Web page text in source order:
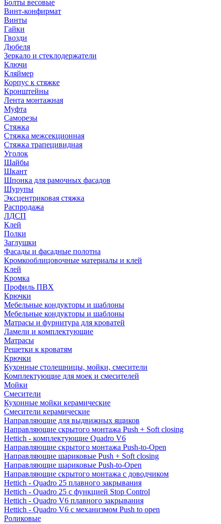
Болты весовые
Винт-конфирмат
Винты
Гайки
Гвозди
Дюбеля
Зеркало и стеклодержатели
Ключи
Кляймер
Корпус к стяжке
Кронштейны
Лента монтажная
Муфта
Саморезы
Стяжка
Стяжка межсекционная
Стяжка трапецивидная
Уголок
Шайбы
Шкант
Шпонка для рамочных фасадов
Шурупы
Эксцентриковая стяжка
Распродажа
ЛДСП
Клей
Полки
Заглушки
Фасады и фасадные полотна
Кромкооблицовочные материалы и клей
Клей
Кромка
Профиль ПВХ
Крючки
Мебельные кондукторы и шаблоны
Мебельные кондукторы и шаблоны
Матрасы и фурнитура для кроватей
Ламели и комплектующие
Матрасы
Решетки к кроватям
Крючки
Кухонные столешницы, мойки, смесители
Комплектующие для моек и смесителей
Мойки
Смесители
Кухонные мойки керамические
Смесители керамические
Направляющие для выдвижных ящиков
Направляющие скрытого монтажа Push + Soft closing
Hettich - комплектующие Quadro V6
Направляющие скрытого монтажа Push-to-Open
Направляющие шариковые Push + Soft closing
Направляющие шариковые Push-to-Open
Направляющие скрытого монтажа с доводчиком
Hettich - Quadro 25 плавного закрывания
Hettich - Quadro 25 с функцией Stop Control
Hettich - Quadro V6 плавного закрывания
Hettich - Quadro V6 с механизмом Push to open
Роликовые